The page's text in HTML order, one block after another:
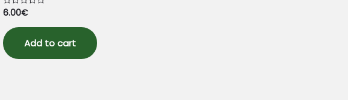
Rated
of
5
6.00€
Add to cart